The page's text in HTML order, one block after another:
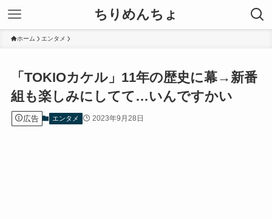
ちりめんちょ
ホーム エンタメ
「TOKIOカケル」11年の歴史に幕→新番
組も楽しみにしてて…いんですかい
広告 エンタメ 2023年9月28日